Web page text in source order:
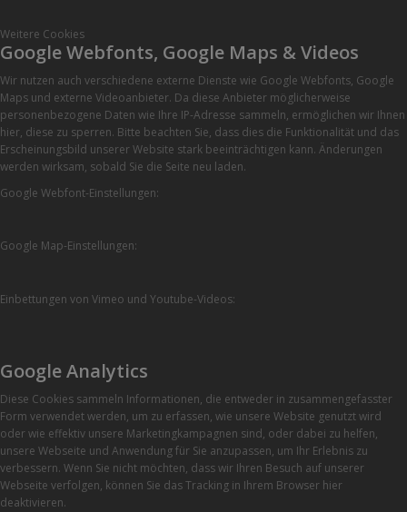
Weitere Cookies
Google Webfonts, Google Maps & Videos
Wir nutzen auch verschiedene externe Dienste wie Google Webfonts, Google
Maps und externe Videoanbieter. Da diese Anbieter möglicherweise
personenbezogene Daten wie Ihre IP-Adresse sammeln, ermöglichen wir Ihnen
hier, diese zu sperren. Bitte beachten Sie, dass dies die Funktionalität und das
Erscheinungsbild unserer Website stark beeinträchtigen kann. Änderungen
werden wirksam, sobald Sie die Seite neu laden.
Google Webfont-Einstellungen:
Google Map-Einstellungen:
Einbettungen von Vimeo und Youtube-Videos:
Google Analytics
Diese Cookies sammeln Informationen, die entweder in zusammengefasster
Form verwendet werden, um zu erfassen, wie unsere Website genutzt wird
oder wie effektiv unsere Marketingkampagnen sind, oder dabei zu helfen,
unsere Webseite und Anwendung für Sie anzupassen, um Ihr Erlebnis zu
verbessern. Wenn Sie nicht möchten, dass wir Ihren Besuch auf unserer
Webseite verfolgen, können Sie das Tracking in Ihrem Browser hier
deaktivieren.